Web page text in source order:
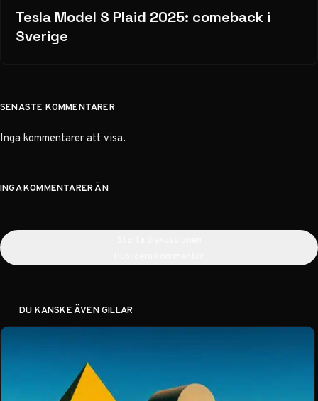
Tesla Model S Plaid 2025: comeback i
Sverige
SENASTE KOMMENTARER
Inga kommentarer att visa.
INGA KOMMENTARER ÄN
DU KANSKE ÄVEN GILLAR